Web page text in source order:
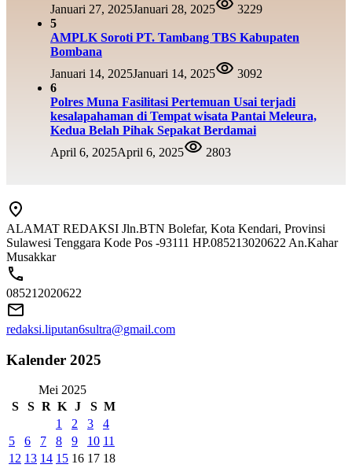
Januari 27, 2025Januari 28, 2025
3229
5
AMPLK Soroti PT. Tambang TBS Kabupaten
Bombana
Januari 14, 2025Januari 14, 2025
3092
6
Polres Muna Fasilitasi Pertemuan Usai terjadi
kesalapahaman di Tempat wisata Pantai Meleura,
Kedua Belah Pihak Sepakat Berdamai
April 6, 2025April 6, 2025 2803
ALAMAT REDAKSI Jln.BTN Bolefar, Kota Kendari, Provinsi
Sulawesi Tenggara Kode Pos -93111 HP.085213020622 An.Kahar
Musakkar
085212020622
redaksi.liputan6sultra@gmail.com
Kalender 2025
Mei 2025
S
S R K J S M
1
2 3
4
5
6 7 8 9 10 11
12 13 14 15 16 17 18